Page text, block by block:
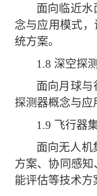
面向临近
念与应用模式
统方案。
1.8 深空探
面向月球
探测器概念与
1.9
飞行器
面向无人
方案、协同感
能评估等技术方